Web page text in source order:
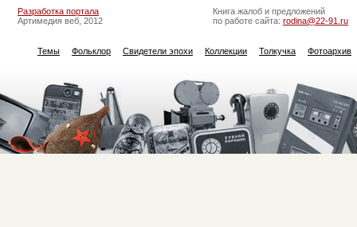
Разработка портала
Артимедия веб, 2012
Книга жалоб и предложений
по работе сайта: rodina@22-91.ru
Темы Фольклор Свидетели эпохи Коллекции Толкучка Фотоархив